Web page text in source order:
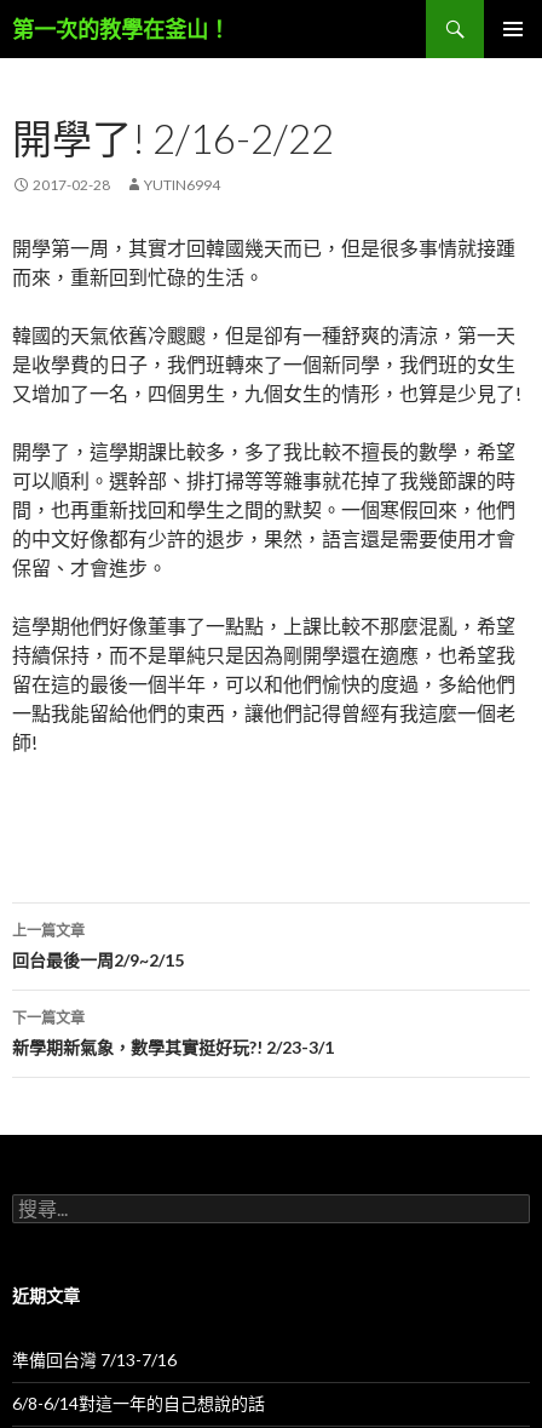
第一次的教學在釜山！
搜
尋
容
區
開學了! 2/16-2/22
2017-02-28 YUTIN6994
開學第一周，其實才回韓國幾天而已，但是很多事情就接踵
而來，重新回到忙碌的生活。
韓國的天氣依舊冷颼颼，但是卻有一種舒爽的清涼，第一天
是收學費的日子，我們班轉來了一個新同學，我們班的女生
又增加了一名，四個男生，九個女生的情形，也算是少見了!
開學了，這學期課比較多，多了我比較不擅長的數學，希望
可以順利。選幹部、排打掃等等雜事就花掉了我幾節課的時
間，也再重新找回和學生之間的默契。一個寒假回來，他們
的中文好像都有少許的退步，果然，語言還是需要使用才會
保留、才會進步。
這學期他們好像董事了一點點，上課比較不那麼混亂，希望
持續保持，而不是單純只是因為剛開學還在適應，也希望我
留在這的最後一個半年，可以和他們愉快的度過，多給他們
一點我能留給他們的東西，讓他們記得曾經有我這麼一個老
師!
文
章
導
覽
列
上一篇文章
回台最後一周2/9~2/15
下一篇文章
新學期新氣象，數學其實挺好玩?! 2/23-3/1
搜
尋
字:
近期文章
準備回台灣 7/13-7/16
6/8-6/14對這一年的自己想說的話